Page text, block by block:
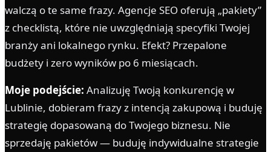
walczą o te same frazy. Agencje SEO oferują „pakiety”
z checklistą, które nie uwzględniają specyfiki Twojej
branży ani lokalnego rynku. Efekt? Przepalone
budżety i zero wyników po 6 miesiącach.
Moje podejście: Analizuję Twoją konkurencję w
Lublinie, dobieram frazy z intencją zakupową i buduję
strategię dopasowaną do Twojego biznesu. Nie
sprzedaję pakietów — buduję indywidualne strategie